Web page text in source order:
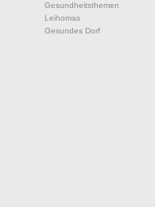
Gesundheitsthemen
Leihomas
Gesundes Dorf